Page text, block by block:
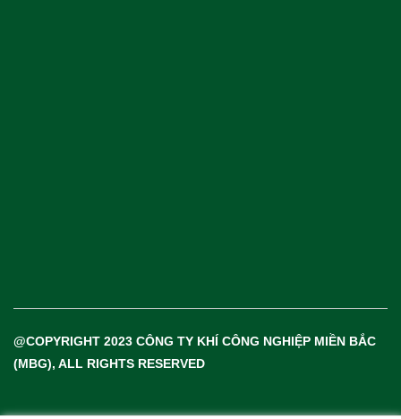
@COPYRIGHT 2023 CÔNG TY KHÍ CÔNG NGHIỆP MIỀN BẮC
(MBG), ALL RIGHTS RESERVED